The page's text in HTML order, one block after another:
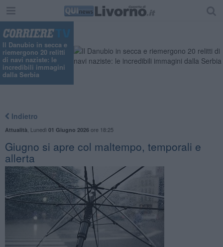
Il Danubio in secca e
riemergono 20 relitti
di navi naziste: le
incredibili immagini
dalla Serbia
Indietro
Attualità Lunedì 01 Giugno 2026ore 18:25
Giugno si apre col maltempo, temporali e
allerta